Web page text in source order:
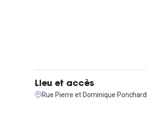
Lieu et accès
Rue Pierre et Dominique